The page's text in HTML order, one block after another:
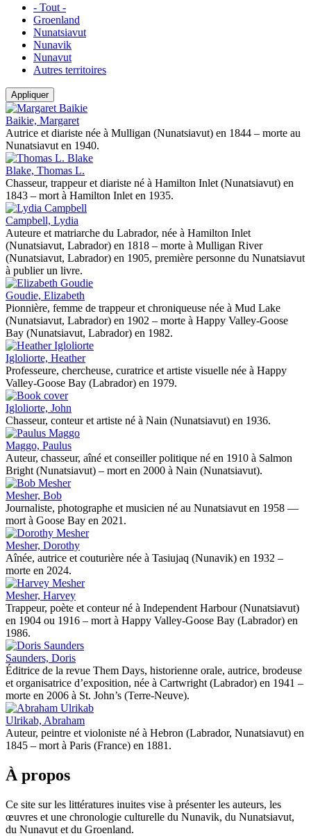
- Tout -
Groenland
Nunatsiavut
Nunavik
Nunavut
Autres territoires
Appliquer
Baikie, Margaret
Autrice et diariste née à Mulligan (Nunatsiavut) en 1844 – morte au
Nunatsiavut en 1940.
Blake, Thomas L.
Chasseur, trappeur et diariste né à Hamilton Inlet (Nunatsiavut) en
1843 – mort à Hamilton Inlet en 1935.
Campbell, Lydia
Auteure et matriarche du Labrador, née à Hamilton Inlet
(Nunatsiavut, Labrador) en 1818 – morte à Mulligan River
(Nunatsiavut, Labrador) en 1905,​​​​​​​ première personne du Nunatsiavut
à publier un livre.
Goudie, Elizabeth
Pionnière, femme de trappeur et chroniqueuse née à Mud Lake
(Nunatsiavut, Labrador) en 1902 – morte à Happy Valley-Goose
Bay (Nunatsiavut, Labrador) en 1982.
Igloliorte, Heather
Professeure, chercheuse, curatrice et artiste visuelle née à Happy
Valley-Goose Bay (Labrador) en 1979.
Igloliorte, John
Chasseur, conteur et artiste né à Nain (Nunatsiavut) en 1936.
Maggo, Paulus
Auteur, chasseur, aîné et conseiller politique né en 1910 à Salmon
Bright (Nunatsiavut) – mort en 2000 à Nain (Nunatsiavut).
Mesher, Bob
Journaliste, photographe et musicien né au Nunatsiavut en 1958 —
mort à Goose Bay en 2021.
Mesher, Dorothy
Aînée, autrice et couturière née à Tasiujaq (Nunavik) en 1932 –
morte en 2024.
Mesher, Harvey
Trappeur, poète et conteur né à Independent Harbour (Nunatsiavut)
en 1904 ou 1916 – mort à Happy Valley-Goose Bay (Labrador) en
1986.
Saunders, Doris
Éditrice de la revue Them Days, historienne orale, autrice, brodeuse
et organisatrice d’exposition, née à Cartwright (Labrador) en 1941 –
morte en 2006 à St. John’s (Terre-Neuve).
Ulrikab, Abraham
Auteur, peintre et violoniste né à Hebron (Labrador, Nunatsiavut) en
1845 – mort à Paris (France) en 1881.
À propos
Ce site sur les littératures inuites vise à présenter les auteurs, les
œuvres et une chronologie culturelle du Nunavik, du Nunatsiavut,
du Nunavut et du Groenland.